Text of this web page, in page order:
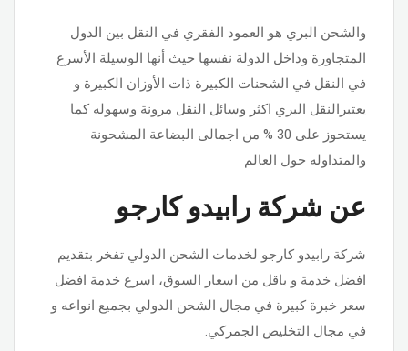
والشحن البري هو العمود الفقري في النقل بين الدول
المتجاورة وداخل الدولة نفسها حيث أنها الوسيلة الأسرع
في النقل في الشحنات الكبيرة ذات الأوزان الكبيرة و
يعتبرالنقل البري اكثر وسائل النقل مرونة وسهوله كما
يستحوز على 30 % من اجمالى البضاعة المشحونة
والمتداوله حول العالم
عن شركة رابيدو كارجو
شركة رابيدو كارجو لخدمات الشحن الدولي تفخر بتقديم
افضل خدمة و باقل من اسعار السوق، اسرع خدمة افضل
سعر خبرة كبيرة في مجال الشحن الدولي بجميع انواعه و
في مجال التخليص الجمركي.